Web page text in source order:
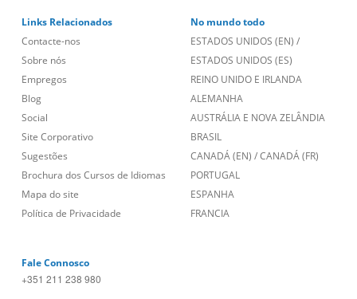
Links Relacionados
Contacte-nos
Sobre nós
Empregos
Blog
Social
Site Corporativo
Sugestões
Brochura dos Cursos de Idiomas
Mapa do site
Política de Privacidade
No mundo todo
ESTADOS UNIDOS (EN) /
ESTADOS UNIDOS (ES)
REINO UNIDO E IRLANDA
ALEMANHA
AUSTRÁLIA E NOVA ZELÂNDIA
BRASIL
CANADÁ (EN) /CANADÁ (FR)
PORTUGAL
ESPANHA
FRANCIA
Fale Connosco
+351 211 238 980